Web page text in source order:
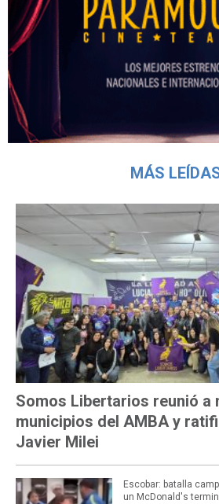
MÁS
Somos Libertarios reunió a
municipios del AMBA y
Javier Milei
Escobar: batalla
un McDonald's